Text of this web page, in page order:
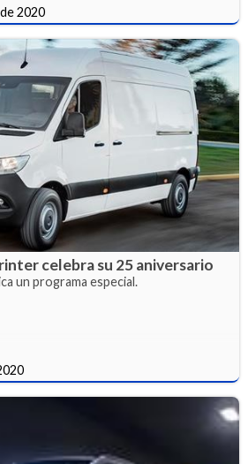
2020
celebra su 25 aniversario
un programa especial.